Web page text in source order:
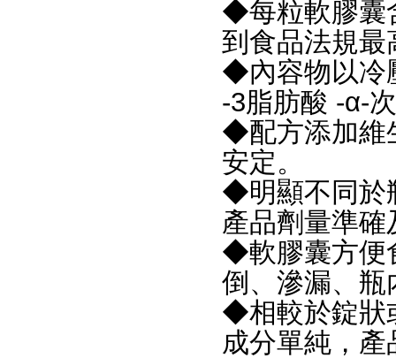
◆每粒軟膠囊
到食品法規最
◆內容物以冷
-3脂肪酸 -α-
◆配方添加維
安定。
◆明顯不同於
產品劑量準確
◆軟膠囊方便
倒、滲漏、瓶
◆相較於錠狀
成分單純，